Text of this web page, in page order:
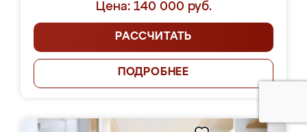
Цена: 140 000 руб.
РАССЧИТАТЬ
ПОДРОБНЕЕ